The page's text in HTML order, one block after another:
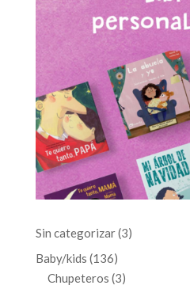
Sin categorizar 33
Baby/kids 136136
productos
Chupeteros 33